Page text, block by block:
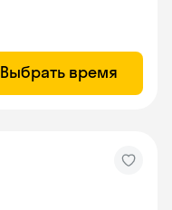
Выбрать время